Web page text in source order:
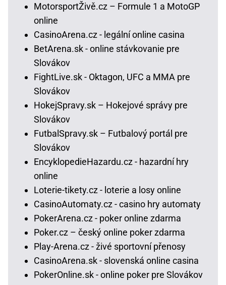
MotorsportŽivě.cz – Formule 1 a MotoGP
online
CasinoArena.cz - legální online casina
BetArena.sk - online stávkovanie pre
Slovákov
FightLive.sk - Oktagon, UFC a MMA pre
Slovákov
HokejSpravy.sk – Hokejové správy pre
Slovákov
FutbalSpravy.sk – Futbalový portál pre
Slovákov
EncyklopedieHazardu.cz - hazardní hry
online
Loterie-tikety.cz - loterie a losy online
CasinoAutomaty.cz - casino hry automaty
PokerArena.cz - poker online zdarma
Poker.cz – český online poker zdarma
Play-Arena.cz - živé sportovní přenosy
CasinoArena.sk - slovenská online casina
PokerOnline.sk - online poker pre Slovákov